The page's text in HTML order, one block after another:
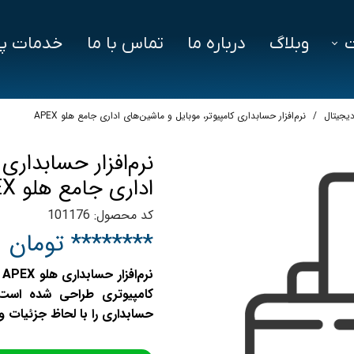
ویژن
وبلاگ درباره ما تماس با ما
خدمات
نرم‌افزار حسابداری کامپیوتر، موبایل و ماشین‌های اداری جامع هلو APEX
نرم‌افزار
اداری جامع هلو APEX
کد محصول: 101176
******** تومان
کامپیوتری طراحی شده
حسابداری را با لحاظ